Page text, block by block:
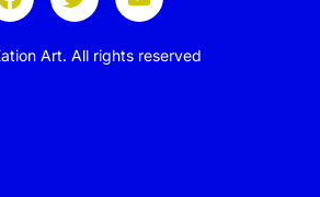
Art. All rights reserved